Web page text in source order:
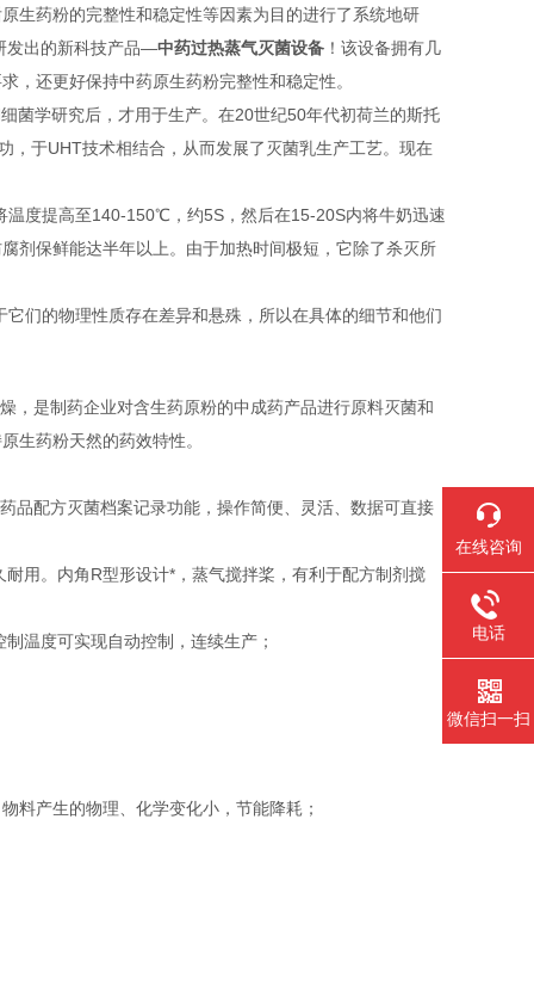
生药粉的完整性和稳定性等因素为目的进行了系统地研
发出的新科技产品—中药过热蒸气灭菌设备 ！该设备拥有几
，还更好保持中药原生药粉完整性和稳定性。
菌学研究后，才用于生产。在20世纪50年代初荷兰的斯托
，于UHT技术相结合，从而发展了灭菌乳生产工艺。现在
度提高至140-150℃，约5S，然后在15-20S内将牛奶迅速
剂保鲜能达半年以上。由于加热时间极短，它除了杀灭所
们的物理性质存在差异和悬殊，所以在具体的细节和他们
，是制药企业对含生药原粉的中成药产品进行原料灭菌和
生药粉天然的药效特性。
品配方灭菌档案记录功能，操作简便、灵活、数据可直接
用。内角R型形设计*，蒸气搅拌桨，有利于配方制剂搅
温度可实现自动控制，连续生产；
料产生的物理、化学变化小，节能降耗；
在线咨询
电话
微信扫一扫